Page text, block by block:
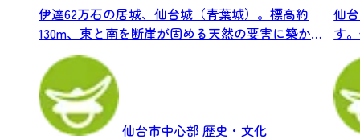
伊達62万石の居城、仙台城（青葉城）。標高約
130m、東と南を断崖が固める天然の要害に築かれ
仙台市中心部 歴史・文化
仙
す
ど